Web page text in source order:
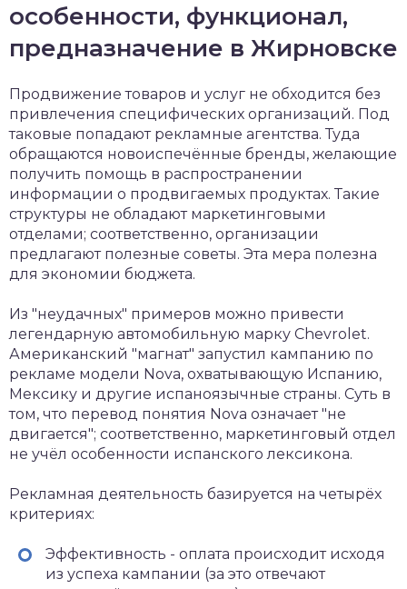
особенности, функционал,
предназначение в Жирновске
Продвижение товаров и услуг не обходится без
привлечения специфических организаций. Под
таковые попадают рекламные агентства. Туда
обращаются новоиспечённые бренды, желающие
получить помощь в распространении
информации о продвигаемых продуктах. Такие
структуры не обладают маркетинговыми
отделами; соответственно, организации
предлагают полезные советы. Эта мера полезна
для экономии бюджета.
Из "неудачных" примеров можно привести
легендарную автомобильную марку Chevrolet.
Американский "магнат" запустил кампанию по
рекламе модели Nova, охватывающую Испанию,
Мексику и другие испаноязычные страны. Суть в
том, что перевод понятия Nova означает "не
двигается"; соответственно, маркетинговый отдел
не учёл особенности испанского лексикона.
Рекламная деятельность базируется на четырёх
критериях:
Эффективность - оплата происходит исходя
из успеха кампании (за это отвечают